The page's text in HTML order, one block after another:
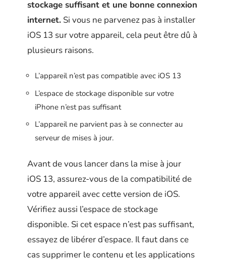
stockage suffisant et une bonne connexion
internet. Si vous ne parvenez pas à installer
iOS 13 sur votre appareil, cela peut être dû à
plusieurs raisons.
L’appareil n’est pas compatible avec iOS 13
L’espace de stockage disponible sur votre
iPhone n’est pas suffisant
L’appareil ne parvient pas à se connecter au
serveur de mises à jour.
Avant de vous lancer dans la mise à jour
iOS 13, assurez-vous de la compatibilité de
votre appareil avec cette version de iOS.
Vérifiez aussi l’espace de stockage
disponible. Si cet espace n’est pas suffisant,
essayez de libérer d’espace. Il faut dans ce
cas supprimer le contenu et les applications